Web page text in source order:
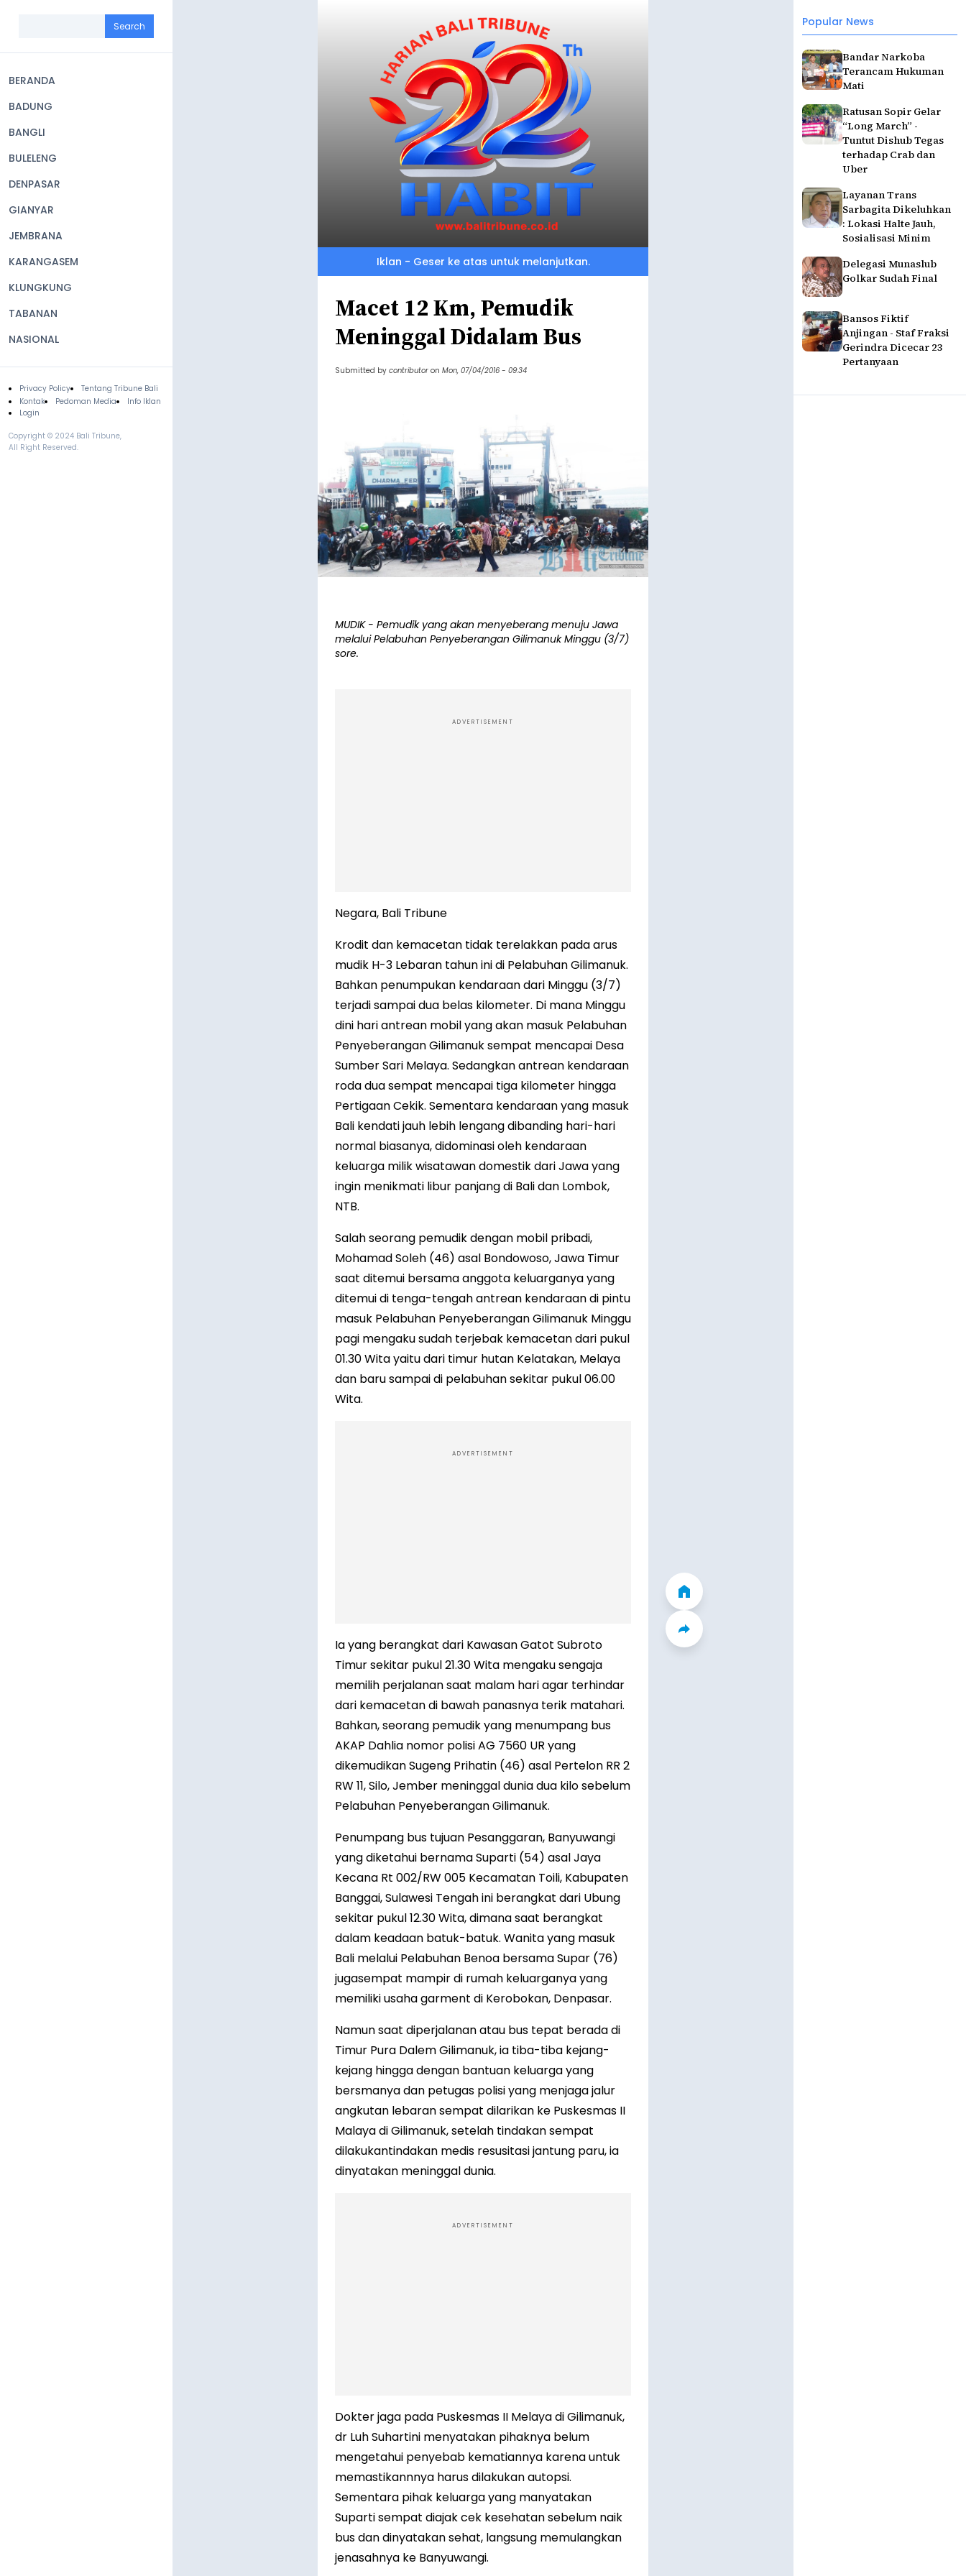
navigation
BERANDA
BADUNG
BANGLI
BULELENG
DENPASAR
GIANYAR
JEMBRANA
KARANGASEM
KLUNGKUNG
TABANAN
NASIONAL
Footer
Privacy Policy
Tentang Tribune Bali
Kontak
Pedoman Media
Info Iklan
Login
Copyright © 2024 Bali Tribune,
All Right Reserved.
Popular News
Bandar Narkoba
Terancam Hukuman
Mati
Ratusan Sopir Gelar
“Long March” -
Tuntut Dishub Tegas
terhadap Crab dan
Uber
Layanan Trans
Sarbagita Dikeluhkan
: Lokasi Halte Jauh,
Sosialisasi Minim
Delegasi Munaslub
Golkar Sudah Final
Bansos Fiktif
Anjingan - Staf Fraksi
Gerindra Dicecar 23
Pertanyaan
Iklan - Geser ke atas untuk melanjutkan.
Macet 12 Km, Pemudik
Meninggal Didalam Bus
Submitted by contributor on Mon, 07/04/2016 - 09:34
MUDIK - Pemudik yang akan menyeberang menuju Jawa
melalui Pelabuhan Penyeberangan Gilimanuk Minggu (3/7)
sore.
ADVERTISEMENT
Negara, Bali Tribune
Krodit dan kemacetan tidak terelakkan pada arus
mudik H-3 Lebaran tahun ini di Pelabuhan Gilimanuk.
Bahkan penumpukan kendaraan dari Minggu (3/7)
terjadi sampai dua belas kilometer. Di mana Minggu
dini hari antrean mobil yang akan masuk Pelabuhan
Penyeberangan Gilimanuk sempat mencapai Desa
Sumber Sari Melaya. Sedangkan antrean kendaraan
roda dua sempat mencapai tiga kilometer hingga
Pertigaan Cekik. Sementara kendaraan yang masuk
Bali kendati jauh lebih lengang dibanding hari-hari
normal biasanya, didominasi oleh kendaraan
keluarga milik wisatawan domestik dari Jawa yang
ingin menikmati libur panjang di Bali dan Lombok,
NTB.
Salah seorang pemudik dengan mobil pribadi,
Mohamad Soleh (46) asal Bondowoso, Jawa Timur
saat ditemui bersama anggota keluarganya yang
ditemui di tenga-tengah antrean kendaraan di pintu
masuk Pelabuhan Penyeberangan Gilimanuk Minggu
pagi mengaku sudah terjebak kemacetan dari pukul
01.30 Wita yaitu dari timur hutan Kelatakan, Melaya
dan baru sampai di pelabuhan sekitar pukul 06.00
Wita.
ADVERTISEMENT
Ia yang berangkat dari Kawasan Gatot Subroto
Timur sekitar pukul 21.30 Wita mengaku sengaja
memilih perjalanan saat malam hari agar terhindar
dari kemacetan di bawah panasnya terik matahari.
Bahkan, seorang pemudik yang menumpang bus
AKAP Dahlia nomor polisi AG 7560 UR yang
dikemudikan Sugeng Prihatin (46) asal Pertelon RR 2
RW 11, Silo, Jember meninggal dunia dua kilo sebelum
Pelabuhan Penyeberangan Gilimanuk.
Penumpang bus tujuan Pesanggaran, Banyuwangi
yang diketahui bernama Suparti (54) asal Jaya
Kecana Rt 002/RW 005 Kecamatan Toili, Kabupaten
Banggai, Sulawesi Tengah ini berangkat dari Ubung
sekitar pukul 12.30 Wita, dimana saat berangkat
dalam keadaan batuk-batuk. Wanita yang masuk
Bali melalui Pelabuhan Benoa bersama Supar (76)
jugasempat mampir di rumah keluarganya yang
memiliki usaha garment di Kerobokan, Denpasar.
Namun saat diperjalanan atau bus tepat berada di
Timur Pura Dalem Gilimanuk, ia tiba-tiba kejang-
kejang hingga dengan bantuan keluarga yang
bersmanya dan petugas polisi yang menjaga jalur
angkutan lebaran sempat dilarikan ke Puskesmas II
Malaya di Gilimanuk, setelah tindakan sempat
dilakukantindakan medis resusitasi jantung paru, ia
dinyatakan meninggal dunia.
ADVERTISEMENT
Dokter jaga pada Puskesmas II Melaya di Gilimanuk,
dr Luh Suhartini menyatakan pihaknya belum
mengetahui penyebab kematiannya karena untuk
memastikannnya harus dilakukan autopsi.
Sementara pihak keluarga yang manyatakan
Suparti sempat diajak cek kesehatan sebelum naik
bus dan dinyatakan sehat, langsung memulangkan
jenasahnya ke Banyuwangi.